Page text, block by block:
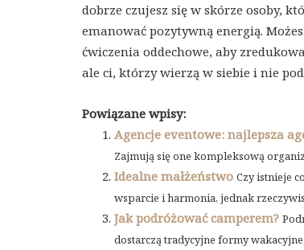
dobrze czujesz się w skórze osoby,
emanować pozytywną energią.
ćwiczenia oddechowe, aby
ale ci, którzy wierzą w siebie i nie
Powiązane wpisy:
Agencje eventowe: najlepsza
Zajmują się one kompleksową
Idealne małżeństwo Czy istnieje
wsparcie i harmonia, jednak
Jak podróżować camperem?
dostarczą tradycyjne formy